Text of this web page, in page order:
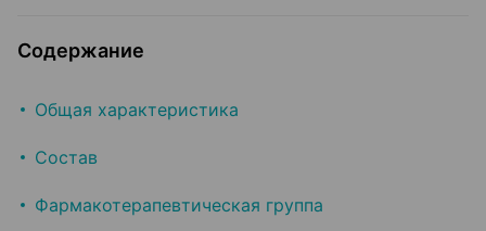
Содержание
Общая характеристика
Состав
Фармакотерапевтическая группа